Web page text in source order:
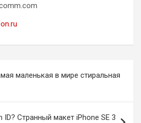
маленькая в мире стиральная
ID? Странный макет iPhone SE 3